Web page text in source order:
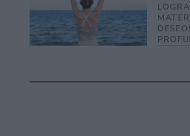
LOGRA